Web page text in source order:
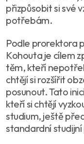
přizpůsobit si své
potřebám.
Podle prorektora
Kohouta je cílem
těm, kteří
chtějí si rozšířit
posunout. Tato
kteří si chtějí
studium, ještě
standardní